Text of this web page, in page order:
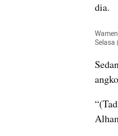
dia.